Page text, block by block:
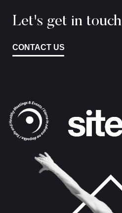
Let's get in touch
CONTACT US